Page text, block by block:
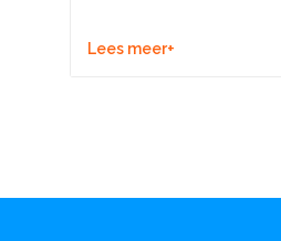
Lees meer+